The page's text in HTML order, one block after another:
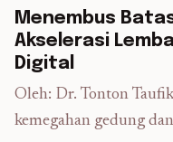
(reach), tetapi
pihak ketiga yang
blogger menjadi
more
Menembus
Akselerasi
Digital
Oleh: Dr. Tonton
kemegahan gedung